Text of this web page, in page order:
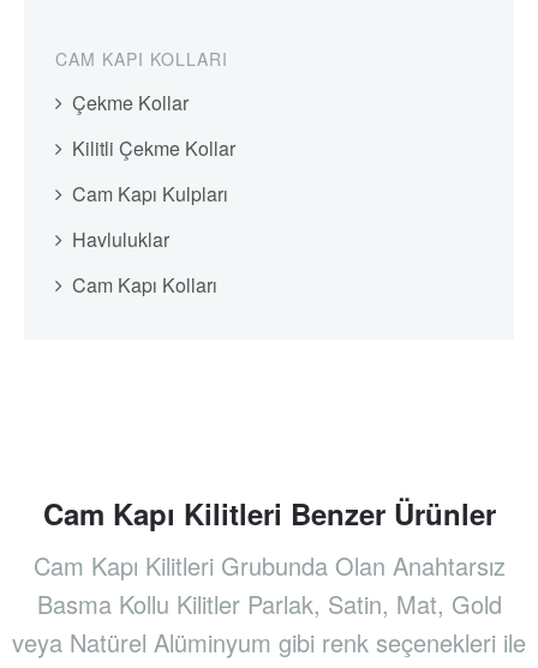
CAM KAPI KOLLARI
Çekme Kollar
Kilitli Çekme Kollar
Cam Kapı Kulpları
Havluluklar
Cam Kapı Kolları
Cam Kapı Kilitleri Benzer Ürünler
Cam Kapı Kilitleri Grubunda Olan Anahtarsız
Basma Kollu Kilitler Parlak, Satin, Mat, Gold
veya Natürel Alüminyum gibi renk seçenekleri ile